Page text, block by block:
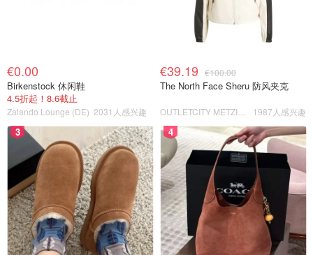
€0.00
Birkenstock 休闲鞋
4.5折起！8.6截止
Zalando Lounge (DE) 2031人感兴趣
€39.19 €100.00
The North Face Sheru 防风夹克
1987人感兴趣
3 4